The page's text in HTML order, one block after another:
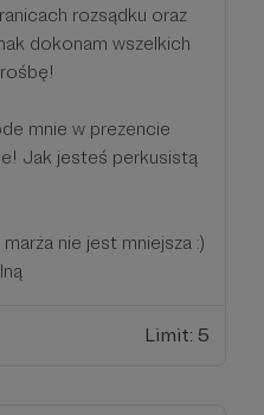
rozsądku oraz
dokonam wszelkich
mnie w prezencie
Jak jesteś perkusistą
nie jest mniejsza :)
Limit: 5